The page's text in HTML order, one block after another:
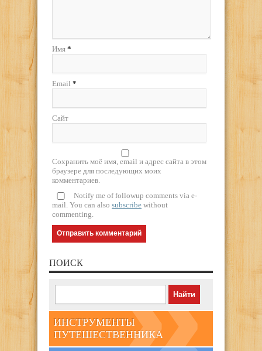
Имя *
Email *
Сайт
Сохранить моё имя, email и адрес сайта в этом
браузере для последующих моих
комментариев.
Notify me of followup comments via e-
mail. You can also subscribe without
commenting.
ПОИСК
ИНСТРУМЕНТЫ
ПУТЕШЕСТВЕННИКА